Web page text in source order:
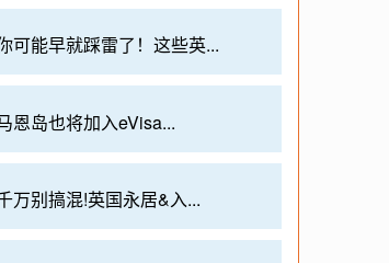
可能早就踩雷了！这些英...
恩岛也将加入eVisa...
万别搞混!英国永居&入...